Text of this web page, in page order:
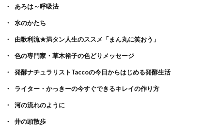
あろは～呼吸法
水のかたち
由歌利流★満タン人生のススメ「まん丸に笑おう」
色の専門家・草木裕子の色どりメッセージ
発酵ナチュラリストTaccoの今日からはじめる発酵生活
ライター・かっきーの今すぐできるキレイの作り方
河の流れのように
井の頭散歩